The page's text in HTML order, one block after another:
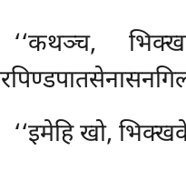
‘‘कथञ्च,
‘‘इमेहि खो,